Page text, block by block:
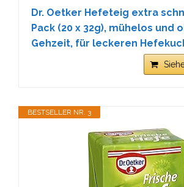
Dr. Oetker Hefeteig extra
Pack (20 x 32g), mühelos und
Gehzeit, für leckeren
BESTSELLER NR. 3